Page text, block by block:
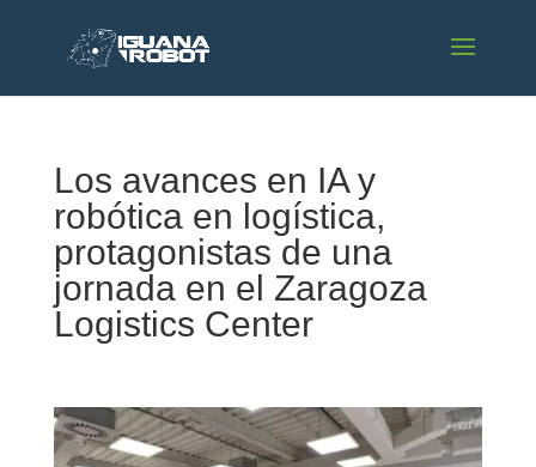
Los avances en IA y
robótica en logística,
protagonistas de una
jornada en el Zaragoza
Logistics Center